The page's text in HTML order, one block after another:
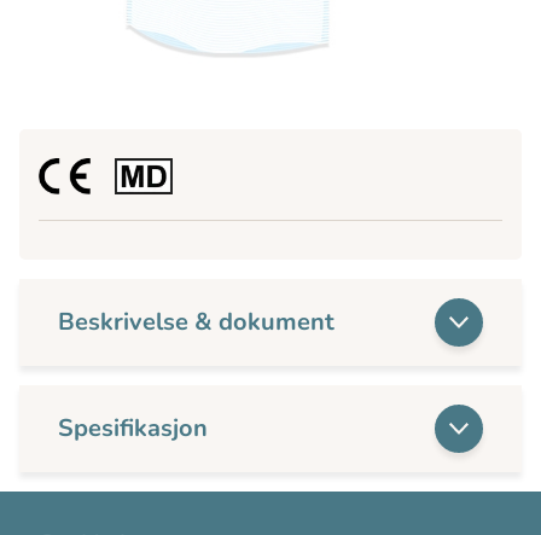
Beskrivelse & dokument
Spesifikasjon